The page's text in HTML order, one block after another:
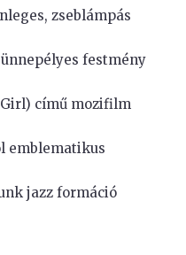
zseblámpás
festmény
című mozifilm
emblematikus
jazz formáció